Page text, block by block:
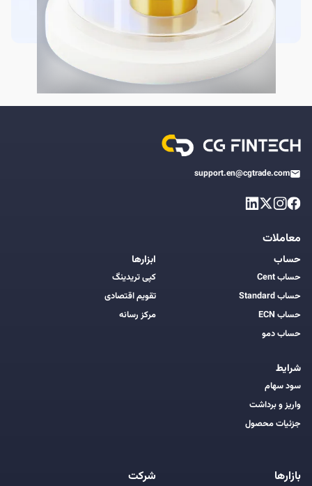
support.en@cgtrade.com
معاملات
حساب
حساب Cent
حساب Standard
حساب ECN
حساب دمو
شرایط
سود سهام
واریز و برداشت
جزئیات محصول
ابزارها
کپی تریدینگ
تقویم اقتصادی
مرکز رسانه
بازارها شرکت